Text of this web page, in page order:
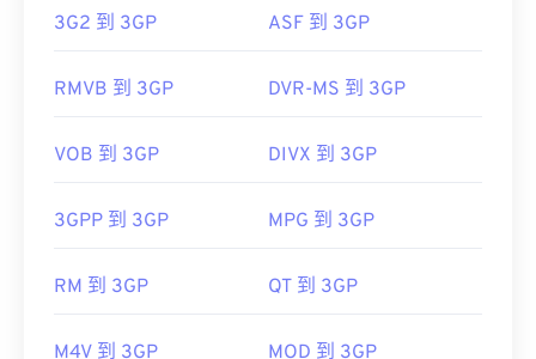
3G2 到 3GP ASF 到 3GP
RMVB 到 3GP DVR-MS 到 3GP
VOB 到 3GP DIVX 到 3GP
3GPP 到 3GP MPG 到 3GP
RM 到 3GP QT 到 3GP
M4V 到 3GP MOD 到 3GP